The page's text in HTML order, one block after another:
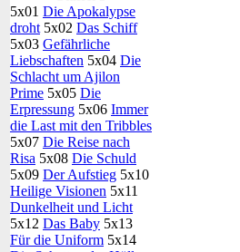
5x01 Die Apokalypse
droht 5x02 Das Schiff
5x03 Gefährliche
Liebschaften 5x04 Die
Schlacht um Ajilon
Prime 5x05 Die
Erpressung 5x06 Immer
die Last mit den Tribbles
5x07 Die Reise nach
Risa 5x08 Die Schuld
5x09 Der Aufstieg 5x10
Heilige Visionen 5x11
Dunkelheit und Licht
5x12 Das Baby 5x13
Für die Uniform 5x14